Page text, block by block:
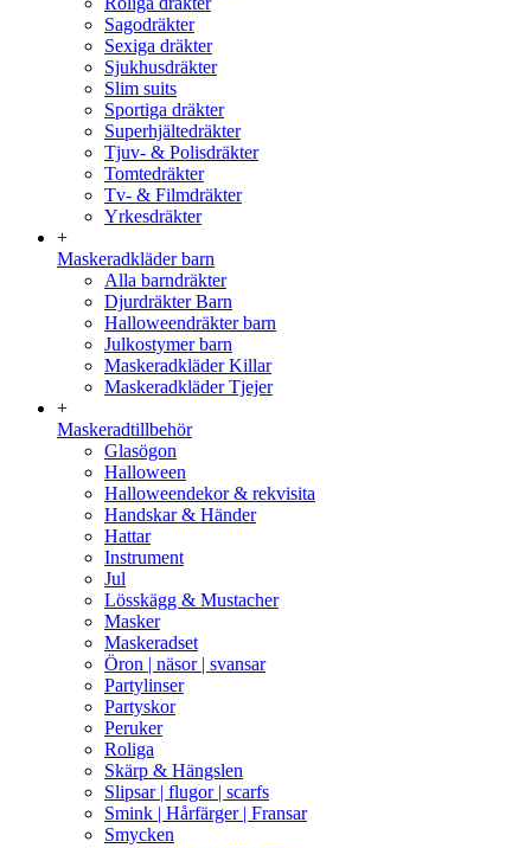
Sagodräkter
Sexiga dräkter
Sjukhusdräkter
Slim suits
Sportiga dräkter
Superhjältedräkter
Tjuv- & Polisdräkter
Tomtedräkter
Tv- & Filmdräkter
Yrkesdräkter
+
Maskeradkläder barn
Alla barndräkter
Djurdräkter Barn
Halloweendräkter barn
Julkostymer barn
Maskeradkläder Killar
Maskeradkläder Tjejer
+
Maskeradtillbehör
Glasögon
Halloween
Halloweendekor & rekvisita
Handskar & Händer
Hattar
Instrument
Jul
Lösskägg & Mustacher
Masker
Maskeradset
Öron | näsor | svansar
Partylinser
Partyskor
Peruker
Roliga
Skärp & Hängslen
Slipsar | flugor | scarfs
Smink | Hårfärger | Fransar
Smycken